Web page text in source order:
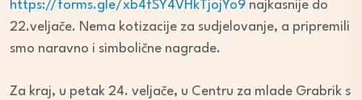
https://forms.gle/xb4fSY4VHkTjojYo9 najkasnije do
22.veljače. Nema kotizacije za sudjelovanje, a pripremili
smo naravno i simbolične nagrade.
Za kraj, u petak 24. veljače, u Centru za mlade Grabrik s